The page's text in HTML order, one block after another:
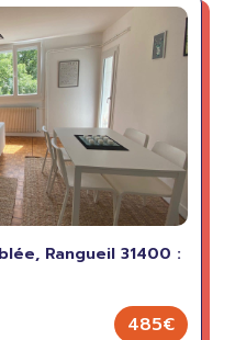
Rangueil 31400 :
485€